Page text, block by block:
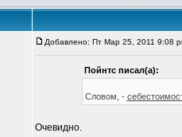
Добавлено: Пт Мар 25, 2011 9:08
Пойнтс писал(а):
Словом, -
Очевидно.